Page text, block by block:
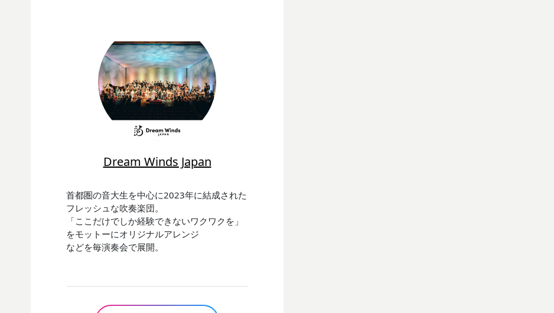
Dream Winds Japan
首都圏の音大生を中心に2023年に結成された
フレッシュな吹奏楽団。
「ここだけでしか経験できないワクワクを」
をモットーにオリジナルアレンジ
などを毎演奏会で展開。